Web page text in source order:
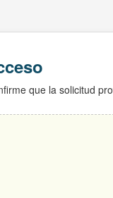
que la solicitud